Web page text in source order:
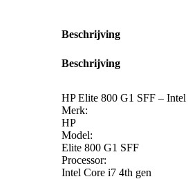
Beschrijving
Beschrijving
HP Elite 800 G1 SFF –
Merk:
HP
Model:
Elite 800 G1 SFF
Processor:
Intel Core i7 4th gen